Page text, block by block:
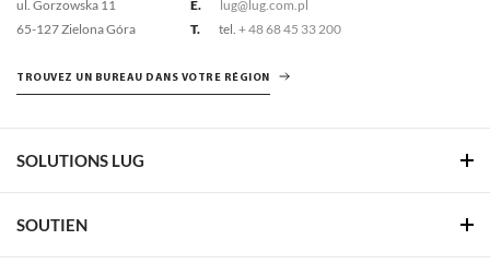
ul. Gorzowska 11
65-127 Zielona Góra
E.
lug@lug.com.pl
T.
tel. + 48 68 45 33 200
TROUVEZ UN BUREAU DANS VOTRE RÉGION
SOLUTIONS LUG
SOUTIEN